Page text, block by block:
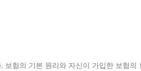
험의 기본 원리와 자신이 가입한 보험의